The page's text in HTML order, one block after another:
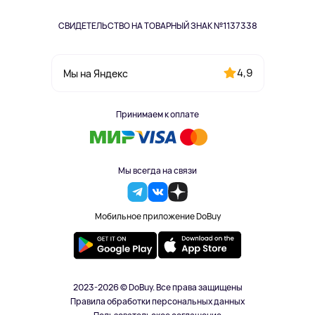
СВИДЕТЕЛЬСТВО НА ТОВАРНЫЙ ЗНАК №1137338
Мы на Яндекс 4,9
Принимаем к оплате
Мы всегда на связи
Мобильное приложение DoBuy
2023-2026 © DoBuy. Все права защищены
Правила обработки персональных данных